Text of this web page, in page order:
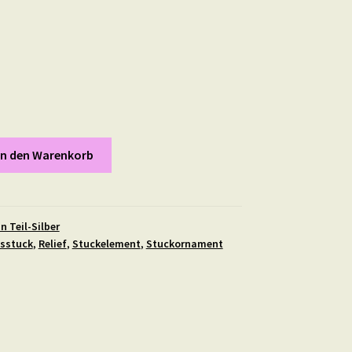
den Warenkorb
Teil-Silber
, Relief, Stuckelement, Stuckornament